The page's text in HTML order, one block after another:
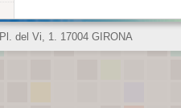
Pl. del Vi, 1. 17004 GIRONA